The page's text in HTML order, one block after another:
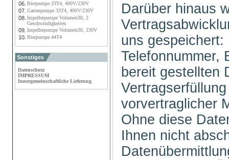
06. Bierpumpe 33T4, 400V/230V
07. Gartenpumpe 33T4, 400V/230V
08. Impellerpumpe Volumex30, 2
Geschwindigkeiten
09. Impellerpumpe Volumex30, 230V
10. Bierpumpe 44T4
Sonstiges
Datenschutz
IMPRESSUM
Innergemeinschaftliche Lieferung
Darüber hinaus
uns
Telefonnummer,
bereit gestellten
vorvertraglicher
Ohne diese
Ihnen nicht